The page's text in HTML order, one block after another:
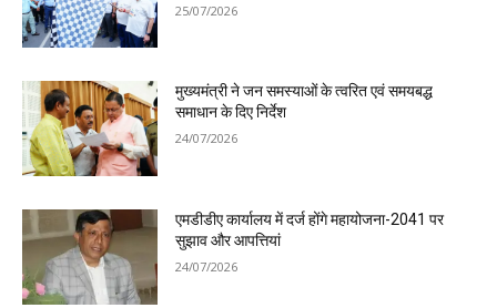
25/07/2026
मुख्यमंत्री ने जन समस्याओं के त्वरित एवं समयबद्ध
समाधान के दिए निर्देश
24/07/2026
एमडीडीए कार्यालय में दर्ज होंगे महायोजना-2041 पर
सुझाव और आपत्तियां
24/07/2026